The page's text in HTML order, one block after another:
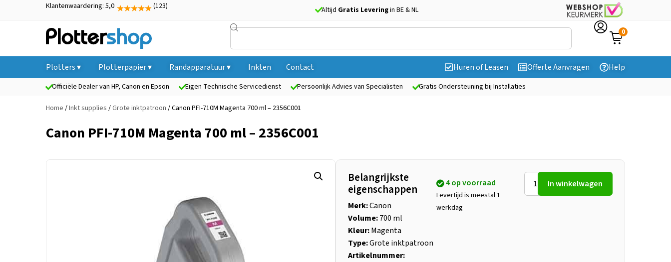
Klantenwaardering: 5,0 (123) Altijd Gratis Leveringin BE & NL
0
Plotters ▾ Plotterpapier ▾ Randapparatuur ▾ Inkten Contact Huren of Leasen Offerte Aanvragen Help
Officiële Dealer van HP, Canon en Epson Eigen Technische Servicedienst Persoonlijk Advies van Specialisten Gratis Ondersteuning bij Installaties
Home /Inkt supplies /Grote inktpatroon / Canon PFI-710M Magenta 700 ml – 2356C001
Canon PFI-710M Magenta 700 ml – 2356C001
Belangrijkste
eigenschappen
Merk:Canon
Volume:700 ml
Kleur:Magenta
Type:Grote inktpatroon
Artikelnummer:
4 op voorraad
Levertijd is meestal 1
werkdag
In winkelwagen